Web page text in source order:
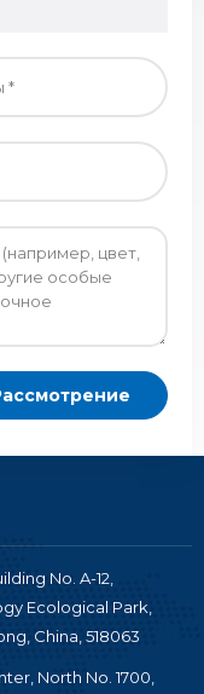
No. A-12,
Ecological Park,
China, 518063
North No. 1700,